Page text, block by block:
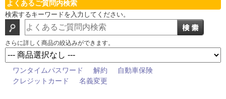
よくあるご質問内検索
検索するキーワードを入力してください。
さらに詳しく商品の絞込みができます。
ワンタイムパスワード 解約
自動車保険
クレジットカード
名義変更